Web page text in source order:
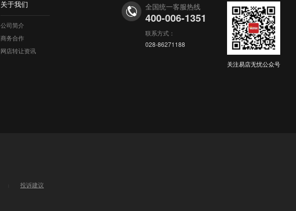
购买 华东地区，抖小店，玩具乐器，个体店，诚心...
15分钟前 以¥2300.00
购买 华中地区 抖小店 食品饮料企业店 主体...
以¥2500.00
关于我们
公司简介
商务合作
网店转让资讯
全国统一客服热线
400-006-1351
联系方式：
028-86271188
关注易店无忧公众号
投诉建议